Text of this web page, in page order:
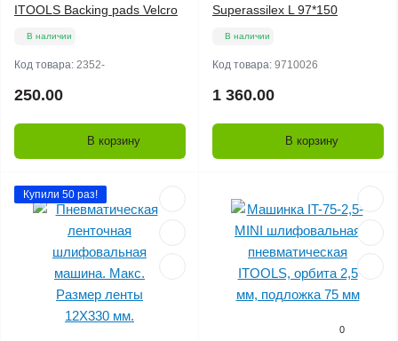
ITOOLS Backing pads Velcro
В наличии
Код товара: 2352-
250.00
В корзину
Superassilex L 97*150
В наличии
Код товара: 9710026
1 360.00
В корзину
Купили 50 раз!
0